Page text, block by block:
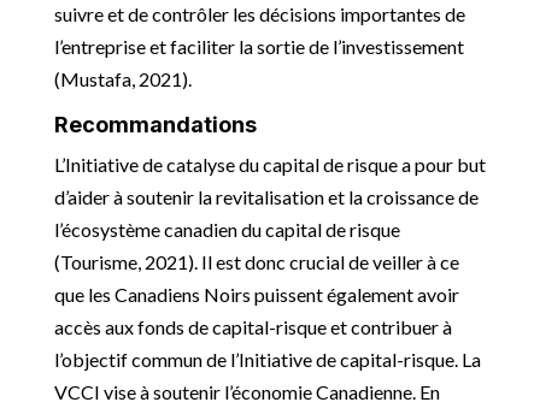
suivre et de contrôler les décisions importantes de
l’entreprise et faciliter la sortie de l’investissement
(Mustafa, 2021).
Recommandations
L’Initiative de catalyse du capital de risque a pour but
d’aider à soutenir la revitalisation et la croissance de
l’écosystème canadien du capital de risque
(Tourisme, 2021). Il est donc crucial de veiller à ce
que les Canadiens Noirs puissent également avoir
accès aux fonds de capital-risque et contribuer à
l’objectif commun de l’Initiative de capital-risque. La
VCCI vise à soutenir l’économie Canadienne. En